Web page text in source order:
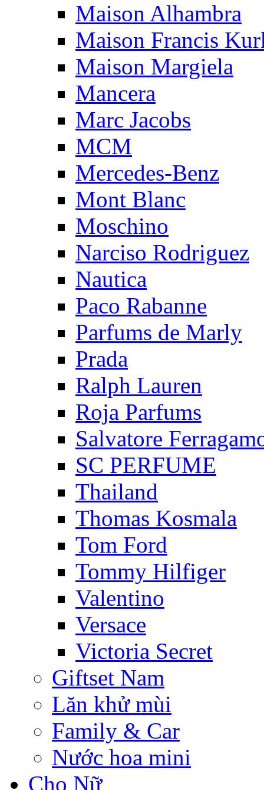
Maison Alhambra
Maison Francis
Maison Margiela
Mancera
Marc Jacobs
MCM
Mercedes-Benz
Mont Blanc
Moschino
Narciso Rodriguez
Nautica
Paco Rabanne
Parfums de Marly
Prada
Ralph Lauren
Roja Parfums
Salvatore
SC PERFUME
Thailand
Thomas Kosmala
Tom Ford
Tommy Hilfiger
Valentino
Versace
Victoria Secret
Giftset Nam
Lăn khử mùi
Family & Car
Nước hoa mini
Cho Nữ